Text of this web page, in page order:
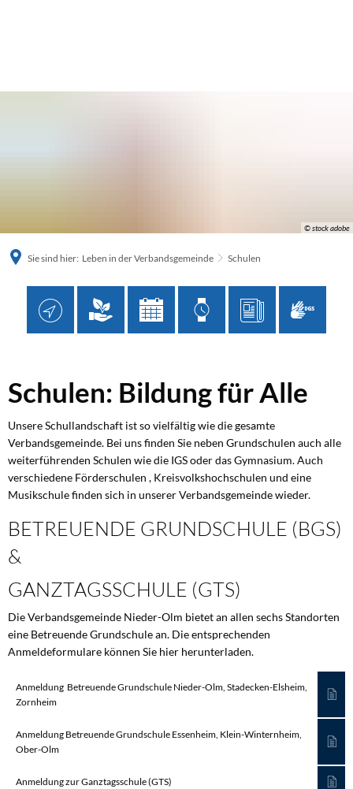
© stock adobe
Sie sind hier: Leben in der Verbandsgemeinde Schulen
Schulen
Schulen: Bildung für Alle
Unsere Schullandschaft ist so vielfältig wie die gesamte
Verbandsgemeinde. Bei uns finden Sie neben Grundschulen auch alle
weiterführenden Schulen wie die IGS oder das Gymnasium. Auch
verschiedene Förderschulen , Kreisvolkshochschulen und eine
Musikschule finden sich in unserer Verbandsgemeinde wieder.
BETREUENDE GRUNDSCHULE (BGS)
&
GANZTAGSSCHULE (GTS)
Die Verbandsgemeinde Nieder-Olm bietet an allen sechs Standorten
eine Betreuende Grundschule an. Die entsprechenden
Anmeldeformulare können Sie hier herunterladen.
Anmeldung Betreuende Grundschule Nieder-Olm, Stadecken-Elsheim,
Zornheim
Anmeldung Betreuende Grundschule Essenheim, Klein-Winternheim,
Ober-Olm
Anmeldung zur Ganztagsschule (GTS)